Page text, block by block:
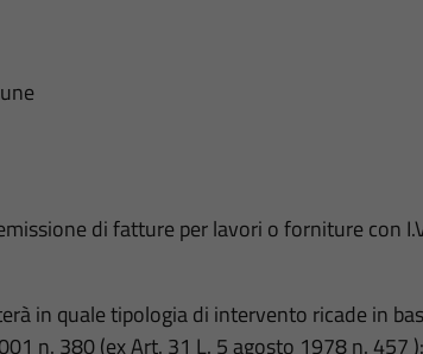
di fatture per lavori o forniture con
in quale tipologia di intervento ricade in
n. 380 (ex Art. 31 L. 5 agosto 1978 n. 457 ):